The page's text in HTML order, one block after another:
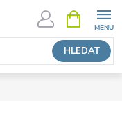
HLEDAT
NÁKUPNÍ
KOŠÍK